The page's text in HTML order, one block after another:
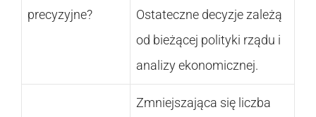
precyzyjne?
Ostateczne decyzje zależą
od bieżącej polityki rządu i
analizy ekonomicznej.
Zmniejszająca się liczba